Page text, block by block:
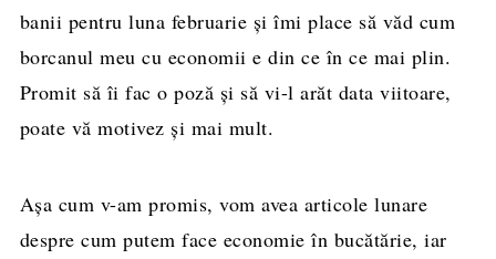
banii pentru luna februarie şi îmi place să văd cum
borcanul meu cu economii e din ce în ce mai plin.
Promit să îi fac o poză şi să vi-l arăt data viitoare,
poate vă motivez şi mai mult.
Aşa cum v-am promis, vom avea articole lunare
despre cum putem face economie în bucătărie, iar